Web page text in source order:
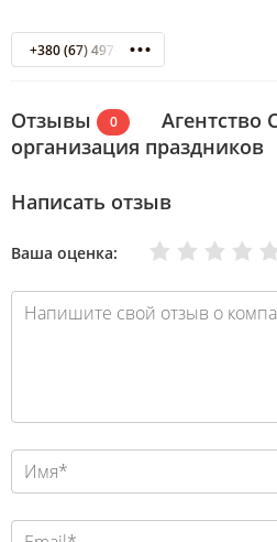
+380 (67) 497-83-73
Отзывы 0
Агентство
организация праздников
Написать отзыв
Ваша оценка: Отлично
Хорошо
Нормально
Плохо
Очень плохо